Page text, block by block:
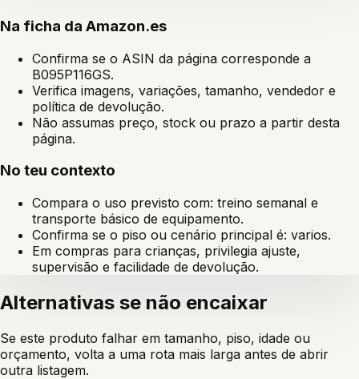
Na ficha da Amazon.es
Confirma se o ASIN da página corresponde a
B095P116GS.
Verifica imagens, variações, tamanho, vendedor e
política de devolução.
Não assumas preço, stock ou prazo a partir desta
página.
No teu contexto
Compara o uso previsto com: treino semanal e
transporte básico de equipamento.
Confirma se o piso ou cenário principal é: varios.
Em compras para crianças, privilegia ajuste,
supervisão e facilidade de devolução.
Alternativas se não encaixar
Se este produto falhar em tamanho, piso, idade ou
orçamento, volta a uma rota mais larga antes de abrir
outra listagem.